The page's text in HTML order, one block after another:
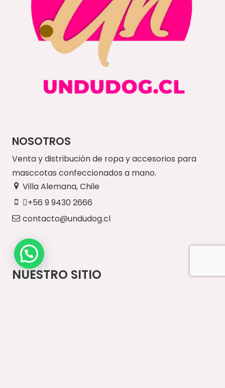
NOSOTROS
Venta y distribución de ropa y accesorios para
masccotas confeccionados a mano.
Villa Alemana, Chile
+56 9 9430 2666
contacto@undudog.cl
NUESTRO SITIO